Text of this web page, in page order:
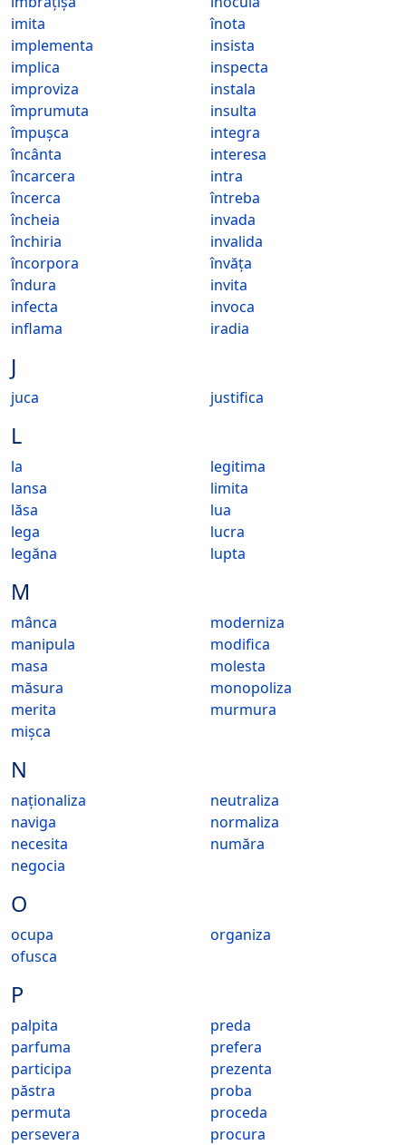
imita
implementa
implica
improviza
împrumuta
împușca
încânta
încarcera
încerca
încheia
închiria
încorpora
îndura
infecta
inflama
înota
insista
inspecta
instala
insulta
integra
interesa
intra
întreba
invada
invalida
învăța
invita
invoca
iradia
J
juca justifica
L
la
lansa
lăsa
lega
legăna
legitima
limita
lua
lucra
lupta
M
mânca
manipula
masa
măsura
merita
mișca
moderniza
modifica
molesta
monopoliza
murmura
N
naționaliza
naviga
necesita
negocia
neutraliza
normaliza
număra
O
ocupa
ofusca
organiza
P
palpita
parfuma
participa
păstra
permuta
persevera
preda
prefera
prezenta
proba
proceda
procura